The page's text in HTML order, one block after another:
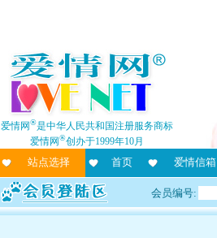
爱情网®是中华人民共和国注册服务商标
爱情网®创办于1999年10月
站点选择 首页 爱情信箱
会员编号: